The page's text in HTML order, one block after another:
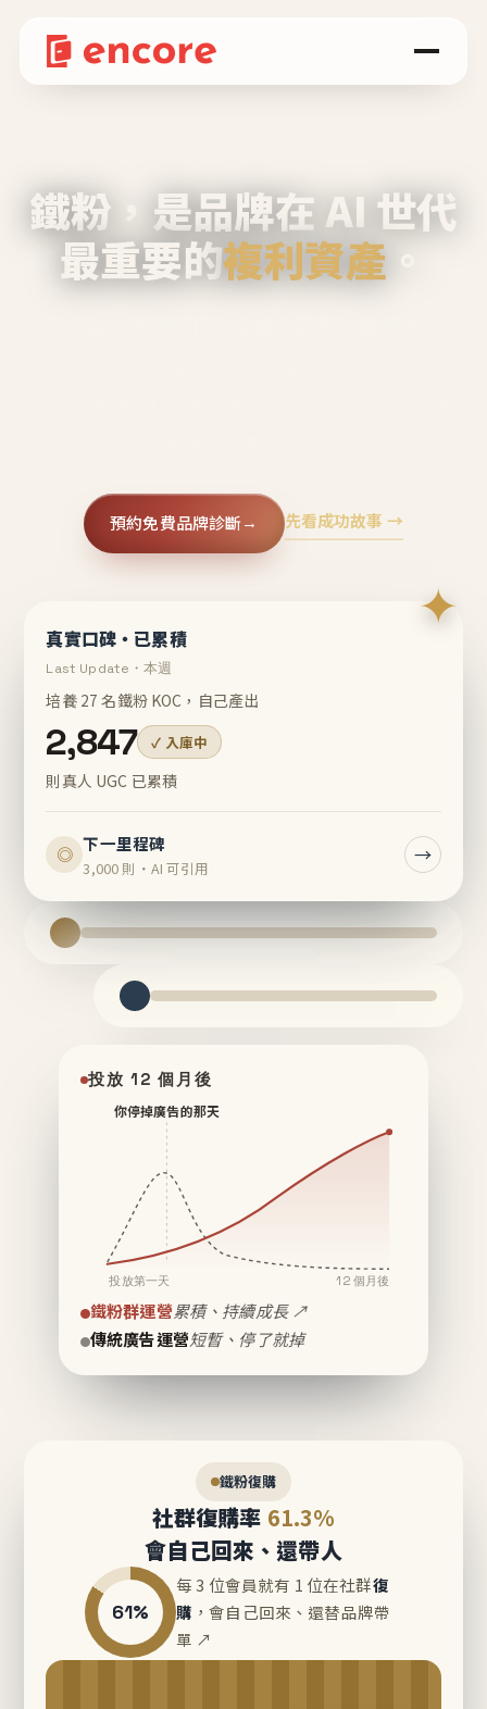
鐵粉，是品牌在 AI 世代
最重要的複利資產 。
預約免費品牌診斷→ 先看成功故事 →
✦
真實口碑・已累積
Last Update・本週
培養 27 名鐵粉 KOC，自己產出
2,847 ✓ 入庫中
則真人 UGC 已累積
◎ 下一里程碑
3,000 則・AI 可引用
→
投放 12 個月後
你停掉廣告的那天
投放第一天 12 個月後
鐵粉群運營累積、持續成長 ↗
傳統廣告運營短暫、停了就掉
鐵粉復購
社群復購率 61.3%
會自己回來、還帶人
61%
每 3 位會員就有 1 位在社群復
購 ，會自己回來、還替品牌帶
單 ↗